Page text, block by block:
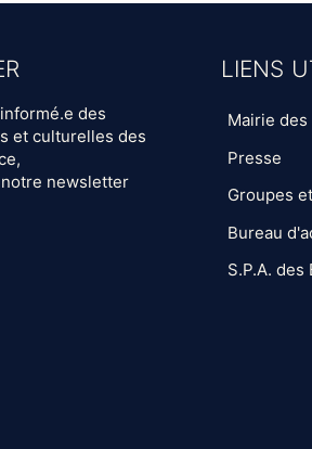
des
et culturelles des
newsletter
LIENS
Mairie des
Presse
Groupes
Bureau
S.P.A.